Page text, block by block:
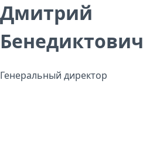
Дмитрий
Бенедиктович
Генеральный директор